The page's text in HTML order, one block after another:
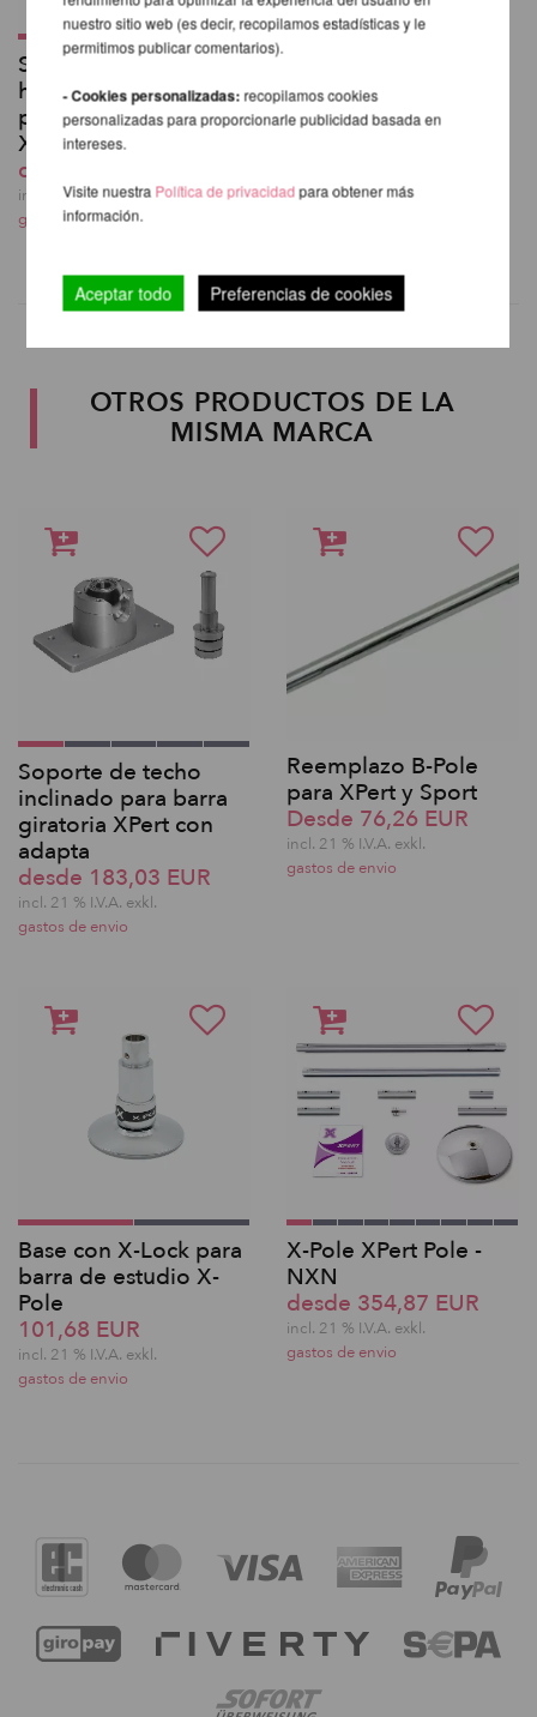
Soporte de techo
horizontal estándar
para Barra Giratorio
XPert
desde 152,52 EUR
incl. 21 % I.V.A. exkl.
gastos de envio
OTROS PRODUCTOS DE LA
MISMA MARCA
Soporte de techo
inclinado para barra
giratoria XPert con
adapta
desde 183,03 EUR
incl. 21 % I.V.A. exkl.
gastos de envio
Reemplazo B-Pole
para XPert y Sport
Desde 76,26 EUR
incl. 21 % I.V.A. exkl.
gastos de envio
Base con X-Lock para
barra de estudio X-
Pole
101,68 EUR
incl. 21 % I.V.A. exkl.
gastos de envio
X-Pole XPert Pole -
NXN
desde 354,87 EUR
incl. 21 % I.V.A. exkl.
gastos de envio
nuestro sitio web (es decir, recopilamos estadísticas y le
permitimos publicar comentarios).
- Cookies personalizadas: recopilamos cookies
personalizadas para proporcionarle publicidad basada en
intereses.
Visite nuestra Política de privacidadpara obtener más
información.
Aceptar todo Preferencias de cookies